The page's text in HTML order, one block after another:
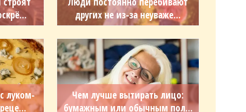
других не из-за неуваже...
луком-
Чем лучше вытирать лицо:
бумажным или обычным пол...